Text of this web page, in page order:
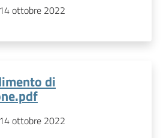
ottobre 2022
di
ottobre 2022